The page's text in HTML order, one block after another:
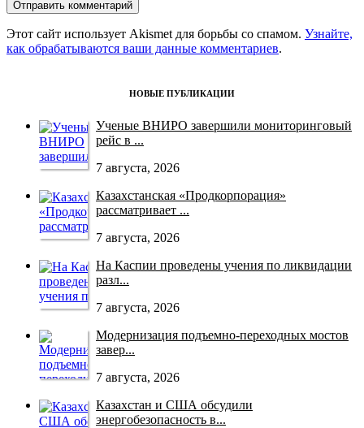
Этот сайт использует Akismet для борьбы со спамом. Узнайте,
как обрабатываются ваши данные комментариев.
НОВЫЕ ПУБЛИКАЦИИ
Ученые ВНИРО завершили мониторинговый
рейс в ...
7 августа, 2026
Казахстанская «Продкорпорация»
рассматривает ...
7 августа, 2026
На Каспии проведены учения по ликвидации
разл...
7 августа, 2026
Модернизация подъемно-переходных мостов
завер...
7 августа, 2026
Казахстан и США обсудили
энергобезопасность в...